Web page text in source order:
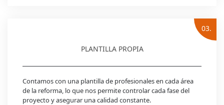
03.
PLANTILLA PROPIA
Contamos con una plantilla de profesionales en cada área
de la reforma, lo que nos permite controlar cada fase del
proyecto y asegurar una calidad constante.